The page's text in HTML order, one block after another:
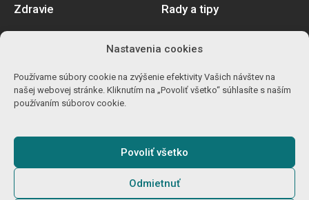
Nastavenia cookies
Používame súbory cookie na zvýšenie efektivity Vašich návštev na
našej webovej stránke. Kliknutím na „Povoliť všetko“ súhlasíte s naším
používaním súborov cookie.
Povoliť všetko
Odmietnuť
Zdravie
Ako znížiť cholesterol
Ůľava pri migréne
Rady a tipy
Ako na životopis
© 2025